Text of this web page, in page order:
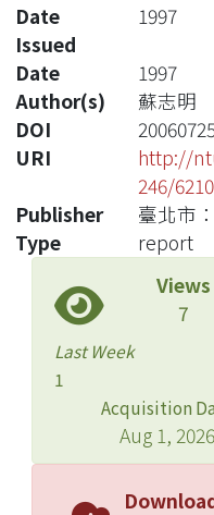
Date
Issued
1997
Date
1997
Author(s)
蘇志明
DOI
URI
http://
246/6210
Publisher
臺北市
Type
report
Views
7
Last Week
1
Acquisition
Aug 1, 2026